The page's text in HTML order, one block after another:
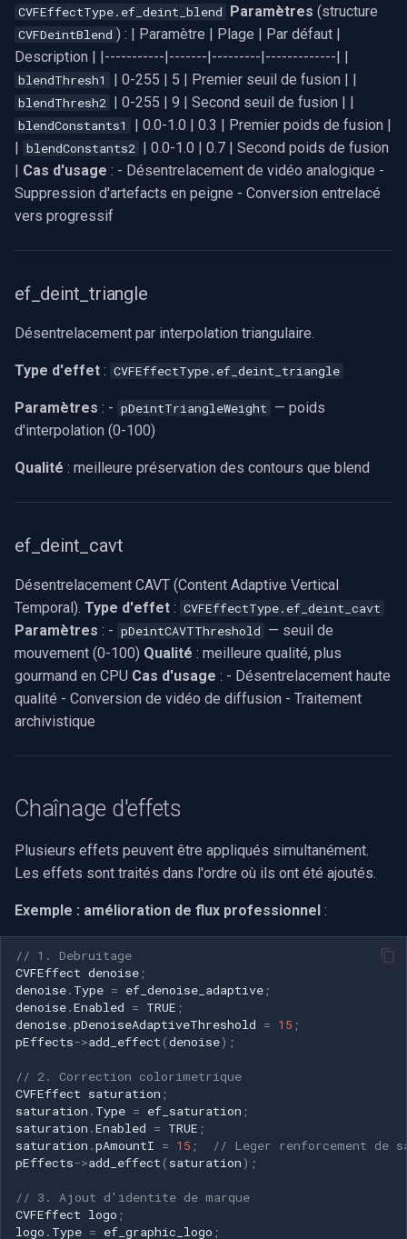
CVFEffectType.ef_deint_blend Paramètres (structure
CVFDeintBlend ) : | Paramètre | Plage | Par défaut |
Description | |-----------|-------|---------|-------------| |
blendThresh1 | 0-255 | 5 | Premier seuil de fusion | |
blendThresh2 | 0-255 | 9 | Second seuil de fusion | |
blendConstants1
| 0.0-1.0 | 0.3 | Premier poids de fusion |
| blendConstants2 | 0.0-1.0 | 0.7 | Second poids de fusion
| Cas d'usage : - Désentrelacement de vidéo analogique -
Suppression d'artefacts en peigne - Conversion entrelacé
vers progressif
ef_deint_triangle
Désentrelacement par interpolation triangulaire.
Type d'effet : CVFEffectType.ef_deint_triangle
Paramètres : - pDeintTriangleWeight — poids
d'interpolation (0-100)
Qualité : meilleure préservation des contours que blend
ef_deint_cavt
Désentrelacement CAVT (Content Adaptive Vertical
Temporal). Type d'effet : CVFEffectType.ef_deint_cavt
Paramètres : - pDeintCAVTThreshold — seuil de
mouvement (0-100) Qualité : meilleure qualité, plus
gourmand en CPU Cas d'usage : - Désentrelacement haute
qualité - Conversion de vidéo de diffusion - Traitement
archivistique
Chaînage d'effets
Plusieurs effets peuvent être appliqués simultanément.
Les effets sont traités dans l'ordre où ils ont été ajoutés.
Exemple : amélioration de flux professionnel :
// 1. Debruitage
CVFEffect denoise ;
denoise. Type = ef_denoise_adaptive ;
denoise.Enabled = TRUE ;
denoise.pDenoiseAdaptiveThreshold = 15 ;
pEffects->add_effect (denoise);
// 2. Correction colorimetrique
CVFEffect saturation ;
saturation . Type = ef_saturation ;
saturation .Enabled = TRUE ;
saturation .pAmountI = 15 ;
// Leger renforcement de
pEffects->add_effect ( saturation);
// 3. Ajout d'identite de marque
CVFEffect logo ;
logo . Type = ef_graphic_logo ;